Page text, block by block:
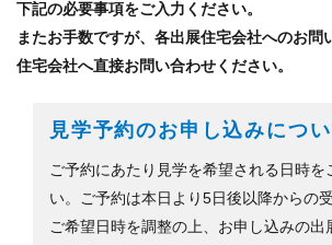
下記の必要事項をご入力ください。
またお手数ですが、各出展住宅会社へのお問
住宅会社へ直接お問い合わせください。
見学予約のお申し込みにつ
ご予約にあたり見学を希望される日時を
い。ご予約は本日より5日後以降からの
ご希望日時を調整の上、お申し込みの出